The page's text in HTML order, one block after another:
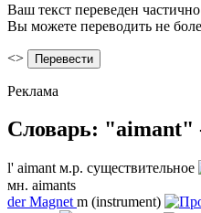
Ваш текст переведен
Вы можете переводить не
<>
Реклама
Словарь: "aimant"
l' aimant м.р. существительное
мн. aimants
derMagnet m (instrument)